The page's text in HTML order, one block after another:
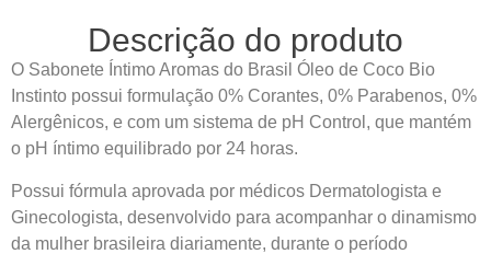
Descrição do produto
O Sabonete Íntimo Aromas do Brasil Óleo de Coco Bio
Instinto possui formulação 0% Corantes, 0% Parabenos, 0%
Alergênicos, e com um sistema de pH Control, que mantém
o pH íntimo equilibrado por 24 horas.
Possui fórmula aprovada por médicos Dermatologista e
Ginecologista, desenvolvido para acompanhar o dinamismo
da mulher brasileira diariamente, durante o período